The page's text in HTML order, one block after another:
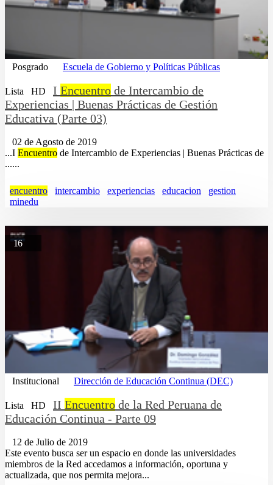
Posgrado Escuela de Gobierno y Políticas Públicas
Lista HD I Encuentro de Intercambio de
Experiencias | Buenas Prácticas de Gestión
Educativa (Parte 03)
02 de Agosto de 2019
...I Encuentro de Intercambio de Experiencias | Buenas Prácticas de
......
encuentro intercambio experiencias educacion
gestion
minedu
16
Institucional Dirección de Educación Continua (DEC)
Lista HD II Encuentro de la Red Peruana de
Educación Continua - Parte 09
12 de Julio de 2019
Este evento busca ser un espacio en donde las universidades
miembros de la Red accedamos a información, oportuna y
actualizada, que nos permita mejora...